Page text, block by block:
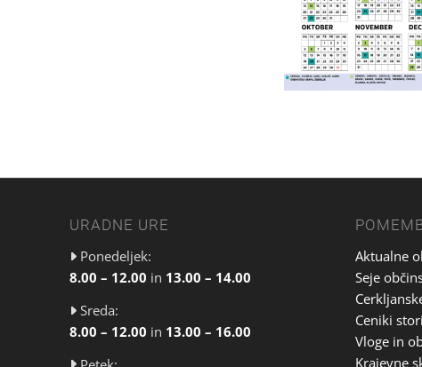
URADNE URE
Ponedeljek:
8.00 – 12.00 in 13.00 – 14.00
Sreda:
8.00 – 12.00 in 13.00 – 16.00
Aktualne
Seje
Ceniki
Vloge in
Krajevne